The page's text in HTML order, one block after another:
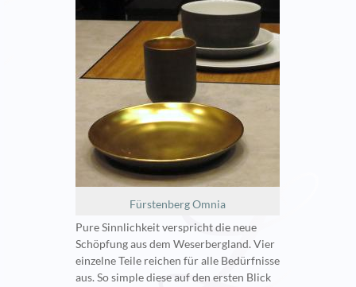
Fürstenberg Omnia
Pure Sinnlichkeit verspricht die neue
Schöpfung aus dem Weserbergland. Vier
einzelne Teile reichen für alle Bedürfnisse
aus. So simple diese auf den ersten Blick